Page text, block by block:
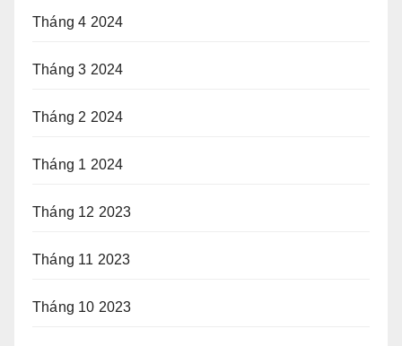
Tháng 4 2024
Tháng 3 2024
Tháng 2 2024
Tháng 1 2024
Tháng 12 2023
Tháng 11 2023
Tháng 10 2023